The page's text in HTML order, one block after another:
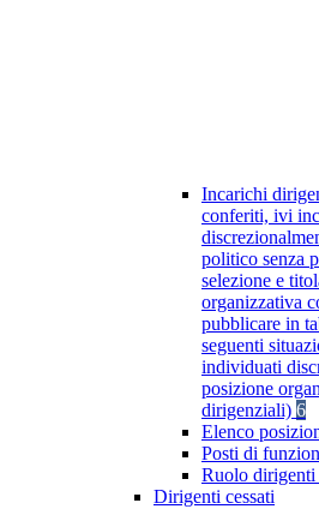
Incarichi
conferiti, ivi
politico senza
selezione e
organizzativa
pubblicare in
seguenti
individuati
posizione
dirigenziali) 6
Elenco
Posti di
Ruolo dirigenti
Dirigenti cessati